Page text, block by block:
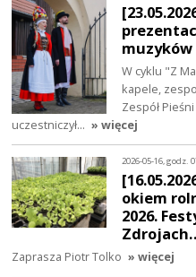
W cyklu "Z
kapele,
Zespół
uczestniczył… » więcej
2026-05-16, godz.
okiem
2026.
Zaprasza Piotr Tolko » więcej